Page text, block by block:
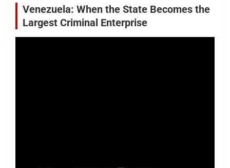
Venezuela: When the State Becomes the
Largest Criminal Enterprise